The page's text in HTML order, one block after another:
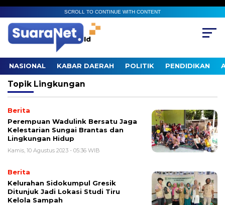
SCROLL TO CONTINUE WITH CONTENT
NASIONAL KABAR DAERAH POLITIK PENDIDIKAN
Topik Lingkungan
Berita
Perempuan Wadulink Bersatu Jaga
Kelestarian Sungai Brantas dan
Lingkungan Hidup
Kamis, 10 Agustus 2023 - 05:36 WIB
Berita
Kelurahan Sidokumpul Gresik
Ditunjuk Jadi Lokasi Studi Tiru
Kelola Sampah